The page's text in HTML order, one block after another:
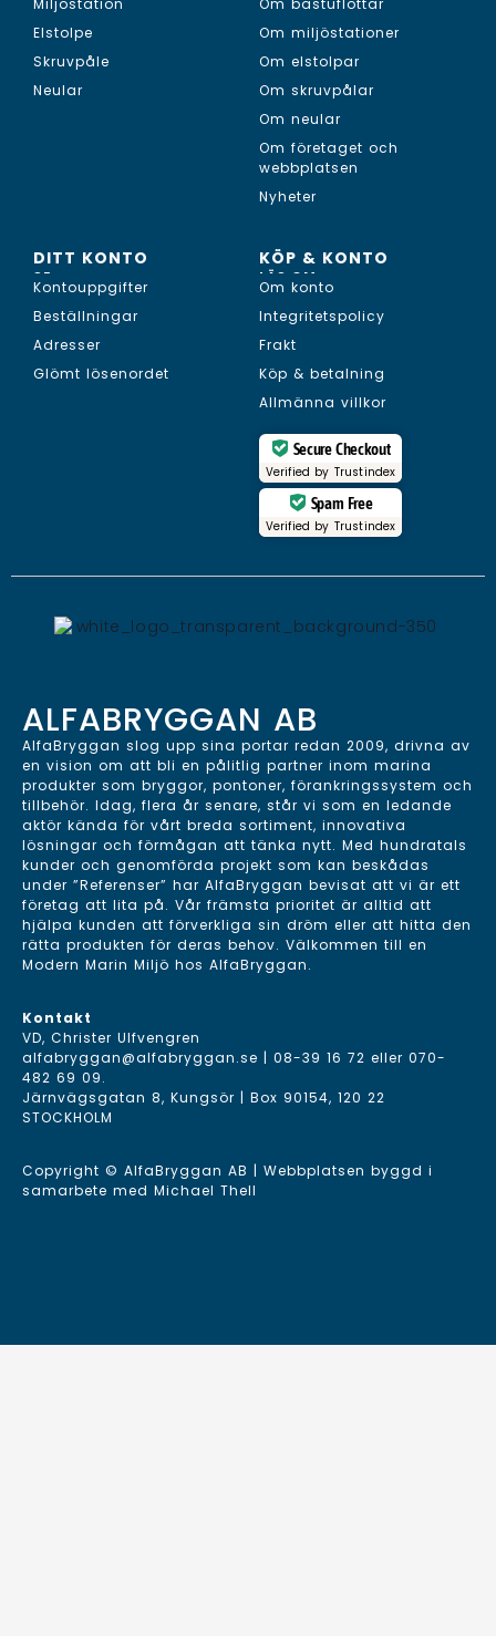
Miljöstation
Elstolpe
Skruvpåle
Neular
Om bastuflottar
Om miljöstationer
Om elstolpar
Om skruvpålar
Om neular
Om företaget och
webbplatsen
Nyheter
DITT KONTO
SE...
Kontouppgifter
Beställningar
Adresser
Glömt lösenordet
KÖP & KONTO
LÄS OM...
Om konto
Integritetspolicy
Frakt
Köp & betalning
Allmänna villkor
Secure Checkout
Verified by Trustindex
Spam Free
Verified by Trustindex
ALFABRYGGAN AB
AlfaBryggan slog upp sina portar redan 2009, drivna av
en vision om att bli en pålitlig partner inom marina
produkter som bryggor, pontoner, förankringssystem och
tillbehör. Idag, flera år senare, står vi som en ledande
aktör kända för vårt breda sortiment, innovativa
lösningar och förmågan att tänka nytt. Med hundratals
kunder och genomförda projekt som kan beskådas
under ”Referenser” har AlfaBryggan bevisat att vi är ett
företag att lita på. Vår främsta prioritet är alltid att
hjälpa kunden att förverkliga sin dröm eller att hitta den
rätta produkten för deras behov. Välkommen till en
Modern Marin Miljö hos AlfaBryggan.
Kontakt
VD, Christer Ulfvengren
alfabryggan@alfabryggan.se | 08-39 16 72 eller 070-
482 69 09.
Järnvägsgatan 8, Kungsör | Box 90154, 120 22
STOCKHOLM
Copyright © AlfaBryggan AB | Webbplatsen byggd i
samarbete med Michael Thell